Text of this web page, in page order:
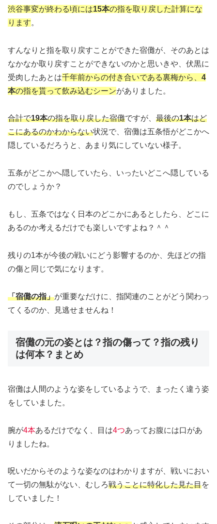
渋谷事変が終わる頃には15本の指を取り戻した計算にな
ります。
すんなりと指を取り戻すことができた宿儺が、そのあとは
なかなか取り戻すことができないのかと思いきや、伏黒に
受肉したあとは千年前からの付き合いである裏梅から、 4
本の指を貰って飲み込むシーンがありました。
合計で19本の指を取り戻した宿儺ですが、 最後の1本はど
こにあるのかわからない状況で、宿儺は五条悟がどこかへ
隠しているだろうと、あまり気にしていない様子。
五条がどこかへ隠していたら、いったいどこへ隠している
のでしょうか？
もし、五条ではなく日本のどこかにあるとしたら、どこに
あるのか考えるだけでも楽しいですよね？＾＾
残りの1本が今後の戦いにどう影響するのか、先ほどの指
の傷と同じで気になります。
「宿儺の指」が重要なだけに、指関連のことがどう関わっ
てくるのか、見逃せませんね！
宿儺の元の姿とは？指の傷って？指の残り
は何本？まとめ
宿儺は人間のような姿をしているようで、まったく違う姿
をしていました。
腕が4本あるだけでなく、目は4つあってお腹には口があ
りましたね。
呪いだからそのような姿なのはわかりますが、戦いにおい
て一切の無駄がない、むしろ戦うことに特化した見た目を
していました！